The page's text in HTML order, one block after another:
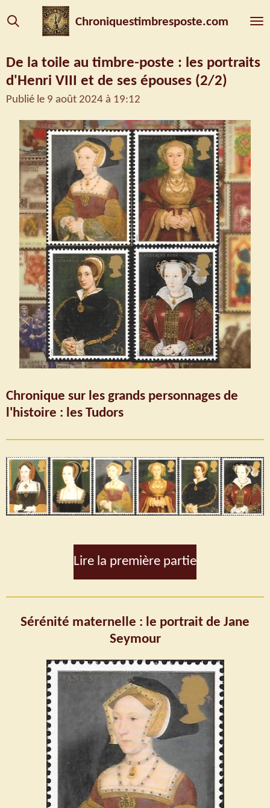
Passer
au
principal
Chroniquestimbresposte.com
De la toile au timbre-poste : les portraits
d'Henri VIII et de ses épouses (2/2)
Publié le 9 août 2024 à 19:12
Chronique sur les grands personnages de
l'histoire : les Tudors
Lire la première partie
Sérénité maternelle : le portrait de Jane
Seymour